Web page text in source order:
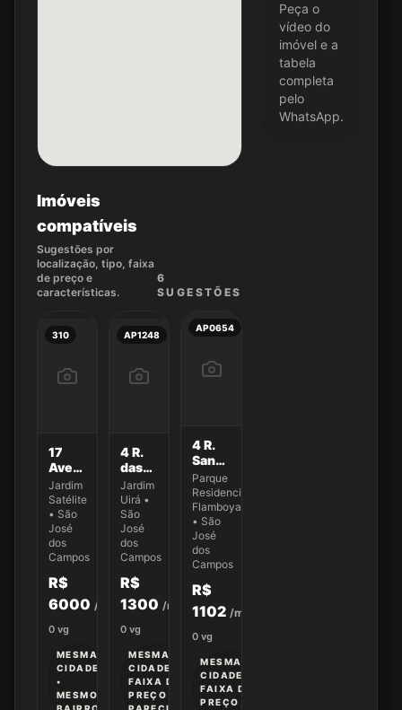
Imóveis
compatíveis
Sugestões por
localização, tipo, faixa
de preço e
características.
6
SUGESTÕES
310
17
Avenida
Andrômeda
500
Jardim
Satélite
• São
José
dos
Campos
R$
6000 /mês
0 vg
MESMA
CIDADE
•
MESMO
AP1248
4 R.
das
Tuiras
351
Jardim
Uirá •
São
José
dos
Campos
R$
1300 /mês
0 vg
MESMA
CIDADE •
FAIXA DE
PREÇO
AP0654
4 R.
Sandro
Bezerra
da
Silva
223
Parque
Residencial
Flamboyant
• São
José
dos
Campos
R$
1102 /mês
0 vg
MESMA
CIDADE •
FAIXA DE
PREÇO
Peça o
vídeo do
imóvel e a
tabela
completa
pelo
WhatsApp.